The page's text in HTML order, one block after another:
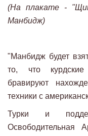
(На плакате -
Манбидж)
"Манбидж будет
то, что курдские
бравируют
техники с
Турки и
Освободительная